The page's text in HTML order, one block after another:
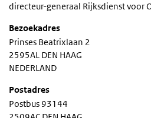
directeur-generaal Rijksdienst voor
Bezoekadres
Prinses Beatrixlaan 2
2595AL DEN HAAG
NEDERLAND
Postadres
Postbus 93144